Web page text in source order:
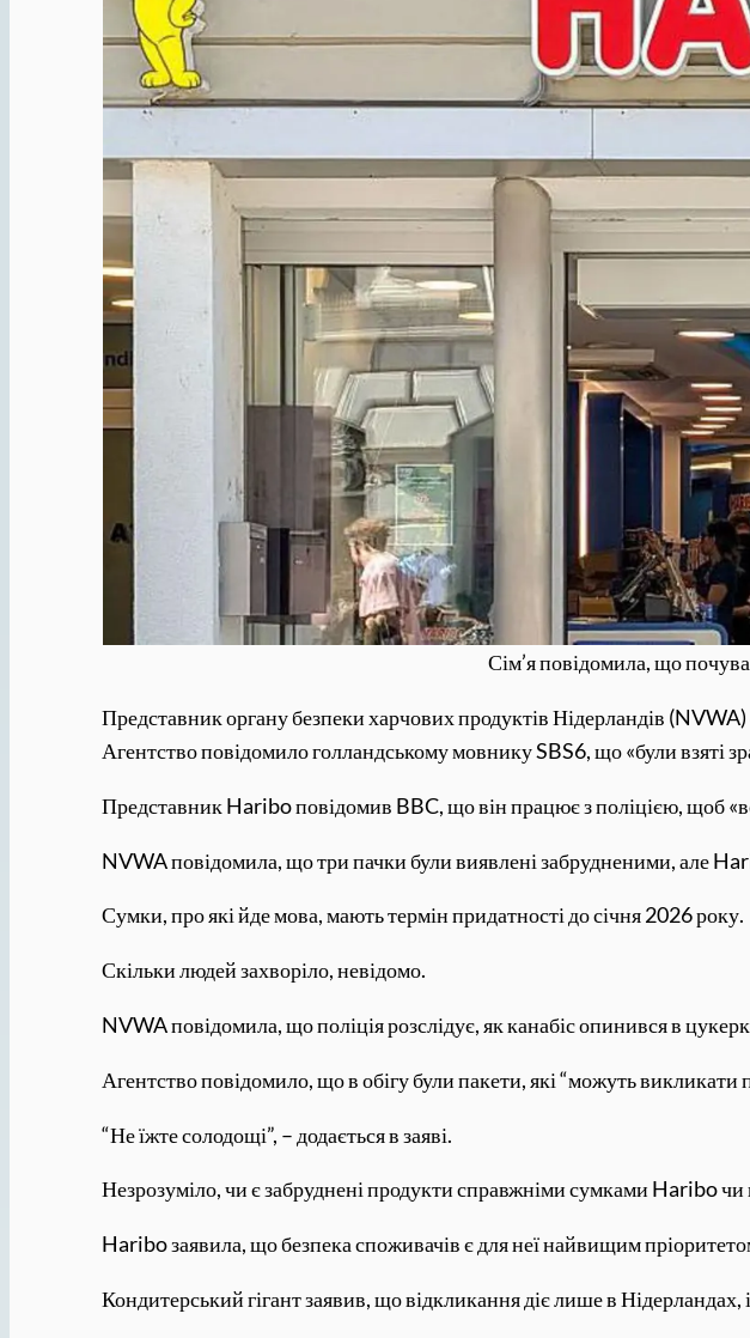
Сім’я повідомила, що
Представник органу безпеки харчових продуктів Нідерландів
Агентство повідомило голландському мовнику SBS6, що «були взяті
Представник Haribo повідомив BBC, що він працює з поліцією, щоб
NVWA повідомила, що три пачки були виявлені забрудненими, але
Сумки, про які йде мова, мають термін придатності до січня 2026 року.
Скільки людей захворіло, невідомо.
NVWA повідомила, що поліція розслідує, як канабіс опинився в
Агентство повідомило, що в обігу були пакети, які “можуть викликати
“Не їжте солодощі”, – додається в заяві.
Незрозуміло, чи є забруднені продукти справжніми сумками Haribo чи
Haribo заявила, що безпека споживачів є для неї найвищим
Кондитерський гігант заявив, що відкликання діє лише в Нідерландах,